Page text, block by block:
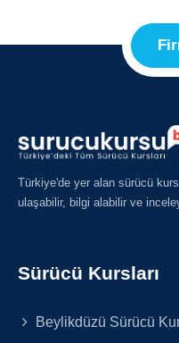
Türkiye'de yer alan sürücü
ulaşabilir, bilgi alabilir ve
Sürücü Kursları
Beylikdüzü Sürücü